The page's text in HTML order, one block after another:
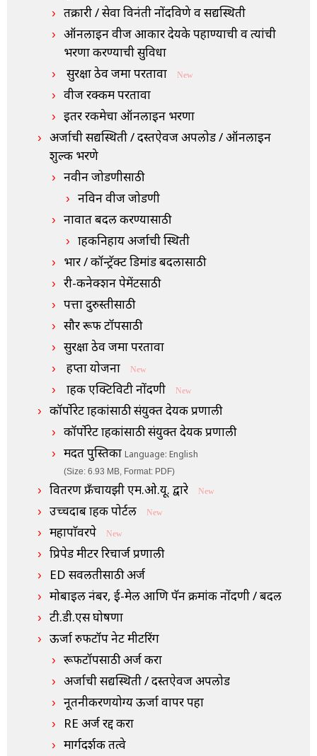
तक्रारी / सेवा विनंती नोंदविणे व सद्यस्थिती
ऑनलाइन वीज आकार देयके पहाण्याची व त्यांची
भरणा करण्याची सुविधा
सुरक्षा ठेव जमा परतावा
New
वीज रक्कम परतावा
इतर रकमेचा ऑनलाइन भरणा
अर्जाची सद्यस्थिती / दस्तऐवज अपलोड / ऑनलाइन
शुल्क भरणे
नवीन जोडणीसाठी
नविन वीज जोडणी
नावात बदल करण्यासाठी
ग्राहकनिहाय अर्जाची स्थिती
भार / कॉन्ट्रॅक्ट डिमांड बदलासाठी
री-कनेक्शन पेमेंटसाठी
पत्ता दुरुस्तीसाठी
सौर रूफ टॉपसाठी
सुरक्षा ठेव जमा परतावा
हप्ता योजना
New
ग्राहक एक्टिविटी नोंदणी New
कॉर्पोरेट ग्राहकांसाठी संयुक्त देयक प्रणाली
कॉर्पोरेट ग्राहकांसाठी संयुक्त देयक प्रणाली
मदत पुस्तिका Language: English
(Size: 6.93 MB, Format: PDF)
वितरण फ्रँचायझी एम.ओ.यू. द्वारे New
उच्चदाब ग्राहक पोर्टल New
महापाॅवरपे New
प्रिपेड मीटर रिचार्ज प्रणाली
ED सवलतीसाठी अर्ज
मोबाइल नंबर, ई-मेल आणि पॅन क्रमांक नोंदणी / बदल
टी.डी.एस घोषणा
ऊर्जा रुफटॉप नेट मीटरिंग
रूफटॉपसाठी अर्ज करा
अर्जाची सद्यस्थिती / दस्तऐवज अपलोड
नूतनीकरणयोग्य ऊर्जा वापर पहा
RE अर्ज रद्द करा
मार्गदर्शक तत्वे